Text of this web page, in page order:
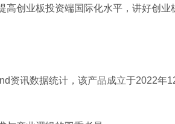
创业板投资端国际化水平，讲好创业
资讯数据统计，该产品成立于2022年